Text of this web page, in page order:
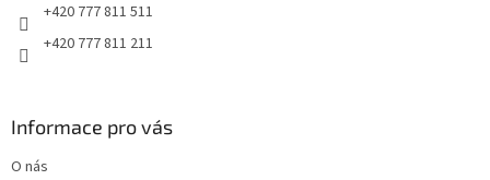
+420 777 811 511
+420 777 811 211
Informace pro vás
O nás